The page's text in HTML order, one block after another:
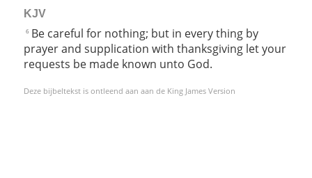
KJV
6 Be careful for nothing; but in every thing by
prayer and supplication with thanksgiving let your
requests be made known unto God.
Deze bijbeltekst is ontleend aan aan de King James Version